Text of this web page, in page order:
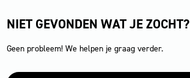
NIET GEVONDEN WAT JE ZOCHT?
Geen probleem! We helpen je graag verder.